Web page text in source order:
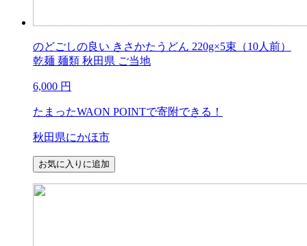
のどごしの良い きさかたうどん 220g×5束（10人前）
乾麺 麺類 秋田県 ご当地
6,000 円
たまったWAON POINTで寄附できる！
秋田県にかほ市
お気に入りに追加